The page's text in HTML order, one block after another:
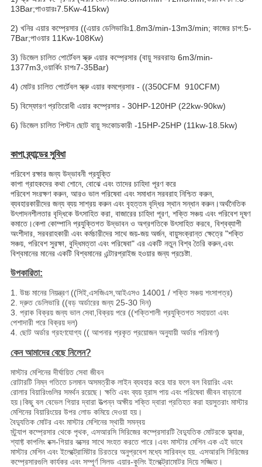
13Bar;পাওয়ারঃ7.5Kw-415kw)
2) খনির এয়ার কম্প্রেসার ((এয়ার ডেলিভারিঃ1.8m3/min-13m3/min; কাজের চাপ:5-
7Bar;পাওয়ার 11Kw-108Kw)
3) ডিজেল চালিত পোর্টেবল স্ক্রু এয়ার কম্প্রেসার (বায়ু সরবরাহঃ 6m3/min-
1377m3,ওয়ার্কিং চাপঃ7-35Bar)
4) মোটর চালিত পোর্টেবল স্ক্রু এয়ার কমপ্রেসার - ((350CFM ️ 910CFM)
5) বিস্ফোরণ প্রতিরোধী এয়ার কম্প্রেসার - 30HP-120HP (22kw-90kw)
6) ডিজেল চালিত পিস্টন ছোট বায়ু সংকোচকারী -15HP-25HP (11kw-18.5kw)
কাপা ব্র্যান্ডের সুবিধা
পরিবেশ রক্ষার জন্য উদ্ভাবনী প্রযুক্তি
কাপা গ্রাহকদের কথা শোনে, বোঝে এবং তাদের চাহিদা পূরণ করে
পরিবেশ সংরক্ষণ করুন, আরও ভাল পরিষেবা এবং সমাধান সরবরাহ নিশ্চিত করুন,
ব্যবহারকারীদের জন্য ব্যয় সাশ্রয় করুন এবং বৃহত্তম বৃদ্ধির স্থান সন্ধান করুন।অর্থনৈতিক
উৎপাদনশীলতার বৃদ্ধিকে উৎসাহিত করা, বাজারের চাহিদা পূরণ, শক্তি সঞ্চয় এবং পরিবেশ দূষণ
কমাতে।কেপা কোম্পানি প্রযুক্তিগত উদ্ভাবন ও অগ্রগতিকে উৎসাহিত করবে, বিশ্বব্যাপী
অংশীদার, সরবরাহকারী এবং কর্মচারীদের সাথে জয়-জয় অর্জন, বায়ুসংক্রান্ত ক্ষেত্রে "শক্তি
সঞ্চয়, পরিবেশ সুরক্ষা, বুদ্ধিমত্তা এবং পরিষেবা" এর একটি নতুন বিশ্ব তৈরি করুন,এবং
বিশ্বমানের মানের একটি বিশ্বমানের এন্টারপ্রাইজ হওয়ার জন্য প্রচেষ্টা.
উপকারিতা:
1. উচ্চ মানের নিয়ন্ত্রণ ((সিই,এসজিএস,আইএসও 14001 / শক্তি সঞ্চয় শংসাপত্র)
2. দ্রুত ডেলিভারি ((বড় অর্ডারের জন্য 25-30 দিন)
3. প্রাক বিক্রয় জন্য ভাল সেবা,বিক্রয় পরে ((শক্তিশালী প্রযুক্তিগত সহায়তা এবং
পেশাদারী পরে বিক্রয় দল)
4. ছোট অর্ডার গ্রহণযোগ্য (( আপনার প্রকৃত প্রয়োজন অনুযায়ী অর্ডার পরিমাণ)
কেন আমাদের বেছে নিলেন?
মাস্টার মেশিনের দীর্ঘায়িত সেবা জীবন
রোটারটি নিম্ন গতিতে চলমান অসমত্রীক লাইন ব্যবহার করে যার ফলে বল বিয়ারিং এবং
রোলার বিয়ারিংগুলির সমর্থন রয়েছে। ক্ষতি এবং ব্যয় হ্রাস পায় এবং পরিষেবা জীবন বাড়ানো
হয়।কিছু বল বেভেল গিয়ার দ্বারা উত্পন্ন অক্ষীয় শক্তি দ্বারা প্রতিহত করা হয়সুতরাং মাস্টার
মেশিনের বিয়ারিংয়ের উপর লোড কমিয়ে দেওয়া হয়।
বৈদ্যুতিক মোটর এবং মাস্টার মেশিনের স্থায়ী সমন্বয়
স্ট্র্যাপ কম্প্রেসার থেকে পৃথক, এসআরসি সিরিজের কম্প্রেসারটি বৈদ্যুতিক মোটরকে ফ্ল্যাঞ্জ,
শ্যাফ্ট কাপলিং বক্স-গিয়ার বক্সের সাথে সংহত করতে পারে।এবং মাস্টার মেশিন এক এই ভাবে
মাস্টার মেশিন এবং ইলেক্ট্রোমিটার চিরতরে অনুপ্রবেশ মধ্যে সারিবদ্ধ হয়. এসআরসি সিরিজের
কম্প্রেসারগুলি কার্যকর এবং সম্পূর্ণ সিলড এয়ার-কুলিং ইলেক্ট্রোমোটর দিয়ে সজ্জিত।